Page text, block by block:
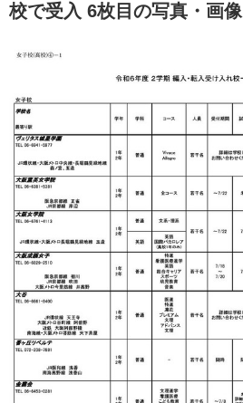
校で受入 6枚目の写真・画像